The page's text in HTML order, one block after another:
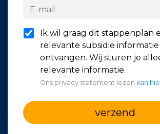
Ik wil graag dit stappenplan
relevante subsidie informatie
ontvangen. Wij sturen je
relevante informatie.
Ons privacy statement lezen kan
verzend